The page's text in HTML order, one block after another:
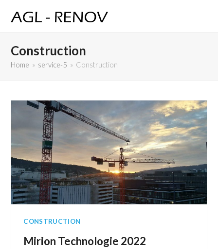
Construction
Home » service-5 » Construction
CONSTRUCTION
Mirion Technologie 2022